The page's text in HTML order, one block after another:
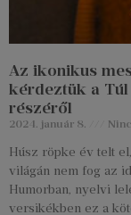
Az ikonikus
kérdeztük a
részéről
2024. január 8.
Húsz röpke év telt
világán nem fog az
Humorban, nyelvi
versikékben ez a